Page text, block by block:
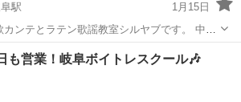
駅
1月15日
テとラテン歌謡教室シルヤブです。 中南
広く使われるスペイン語、実は英語に次ぐ
力的な...
岐阜駅 ボーカル カンテ
も営業！岐阜ボイトレスクール🎶